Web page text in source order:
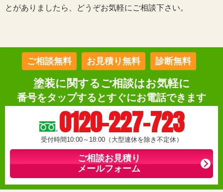
とがありましたら、どうぞお気軽にご相談下さい。
ご相談無料 お見積り無料 診断無料
塗装に関するご相談はお気軽に
番号をタップするとすぐにお電話できます
0120-227-723
受付時間10:00～18:00（大型連休を除き不定休）
ご相談お見積り
メールフォーム